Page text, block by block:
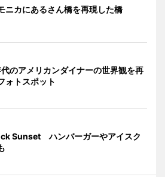
ニカにあるさん橋を再現した橋
のアメリカンダイナーの世界観を再
ォトスポット
Sunset ハンバーガーやアイスク